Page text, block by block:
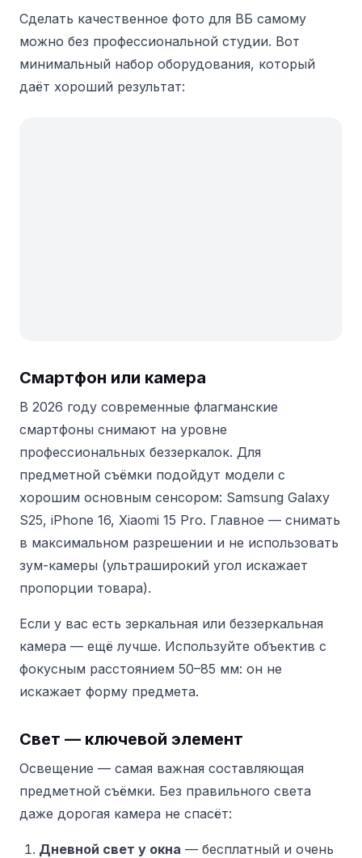
Сделать качественное фото для ВБ самому
можно без профессиональной студии. Вот
минимальный набор оборудования, который
даёт хороший результат:
Смартфон или камера
В 2026 году современные флагманские
смартфоны снимают на уровне
профессиональных беззеркалок. Для
предметной съёмки подойдут модели с
хорошим основным сенсором: Samsung Galaxy
S25, iPhone 16, Xiaomi 15 Pro. Главное — снимать
в максимальном разрешении и не использовать
зум-камеры (ультраширокий угол искажает
пропорции товара).
Если у вас есть зеркальная или беззеркальная
камера — ещё лучше. Используйте объектив с
фокусным расстоянием 50–85 мм: он не
искажает форму предмета.
Свет — ключевой элемент
Освещение — самая важная составляющая
предметной съёмки. Без правильного света
даже дорогая камера не спасёт:
Дневной свет у окна — бесплатный и очень